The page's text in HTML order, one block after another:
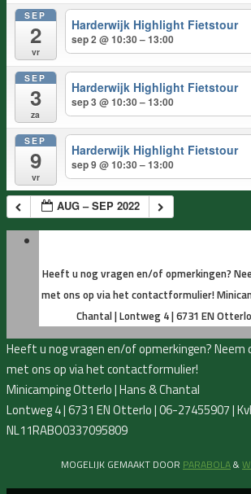
SEP
2
vr
Harderwijk Highlight Fietstour
sep 2 @ 10:30 – 13:00
SEP
3
za
Harderwijk Highlight Fietstour
sep 3 @ 10:30 – 13:00
SEP
9
vr
Harderwijk Highlight Fietstour
sep 9 @ 10:30 – 13:00
AUG – SEP 2022
Heeft u nog vragen en/of opmerkingen?
met ons op via het contactformulier!
Chantal | Lontweg 4 | 6731 EN
Heeft u nog vragen en/of opmerkingen?
met ons op via het contactformulier!
Minicamping Otterlo | Hans & Chantal
Lontweg 4 | 6731 EN Otterlo | 06-27455907 |
NL11RABO0337095809
MOGELIJK GEMAAKT DOOR PARABOLA&